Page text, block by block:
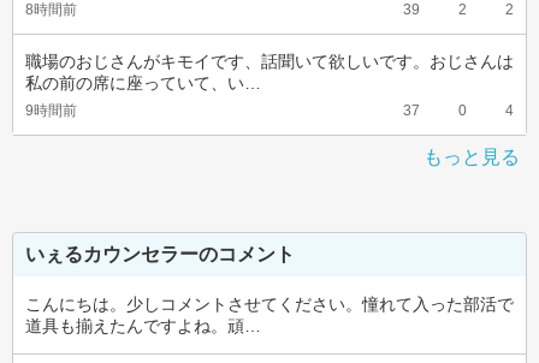
8時間前 39 2 2
職場のおじさんがキモイです、話聞いて欲しいです。おじさんは
私の前の席に座っていて、い…
9時間前 37 0 4
もっと見る
いぇるカウンセラーのコメント
こんにちは。少しコメントさせてください。憧れて入った部活で
道具も揃えたんですよね。頑…